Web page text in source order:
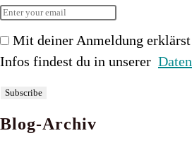
Mit deiner Anmeldung
Infos findest du in unserer
Blog-Archiv